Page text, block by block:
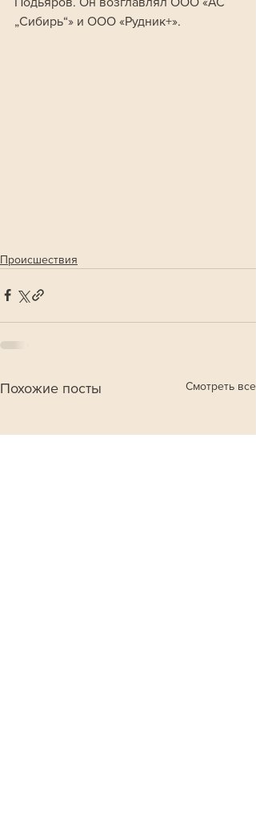
„Сибирь“» и ООО «Рудник+».
Происшествия
Похожие посты Смотреть все